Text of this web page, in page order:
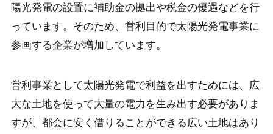
陽光発電の設置に補助金の拠出や税金の優遇などを行
っています。そのため、営利目的で太陽光発電事業に
参画する企業が増加しています。
営利事業として太陽光発電で利益を出すためには、広
大な土地を使って大量の電力を生み出す必要がありま
すが、都会に安く借りることができる広い土地はあり